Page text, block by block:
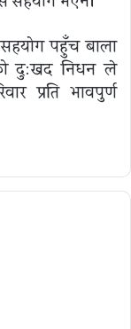
पहुँच बाला
दु:खद निधन ले
प्रति भावपुर्ण